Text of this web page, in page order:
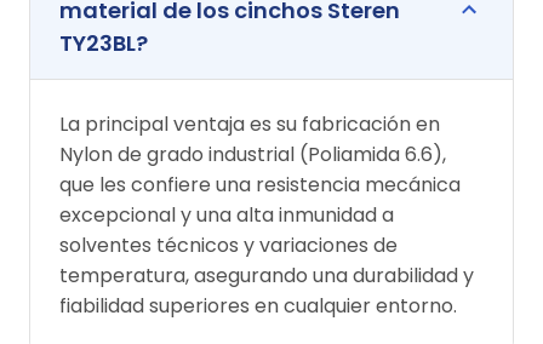
material de los cinchos Steren
TY23BL?
La principal ventaja es su fabricación en
Nylon de grado industrial (Poliamida 6.6),
que les confiere una resistencia mecánica
excepcional y una alta inmunidad a
solventes técnicos y variaciones de
temperatura, asegurando una durabilidad y
fiabilidad superiores en cualquier entorno.